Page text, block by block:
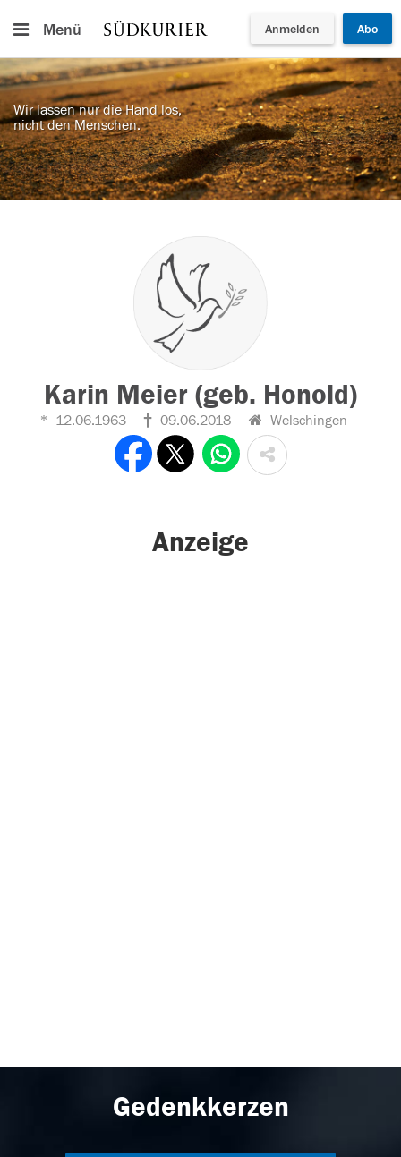
Menü Anmelden Abo
Wir lassen nur die Hand los,
nicht den Menschen.
Karin Meier (geb. Honold)
12.06.1963 09.06.2018 Welschingen
Anzeige
Gedenkkerzen